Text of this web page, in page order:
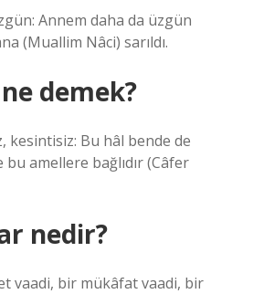
Annem daha da üzgün
(Muallim Nâci) sarıldı.
demek?
kesintisiz: Bu hâl bende de
amellere bağlıdır (Câfer
nedir?
vaadi, bir mükâfat vaadi, bir